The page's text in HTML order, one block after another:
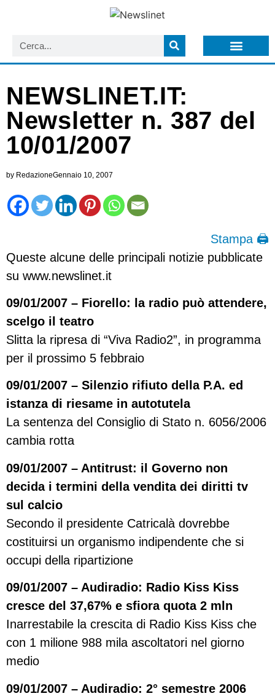
NEWSLINET.IT:
Newsletter n. 387 del
10/01/2007
by RedazioneGennaio 10, 2007
Stampa 🖨
Queste alcune delle principali notizie pubblicate
su www.newslinet.it
09/01/2007 – Fiorello: la radio può attendere,
scelgo il teatro
Slitta la ripresa di “Viva Radio2”, in programma
per il prossimo 5 febbraio
09/01/2007 – Silenzio rifiuto della P.A. ed
istanza di riesame in autotutela
La sentenza del Consiglio di Stato n. 6056/2006
cambia rotta
09/01/2007 – Antitrust: il Governo non
decida i termini della vendita dei diritti tv
sul calcio
Secondo il presidente Catricalà dovrebbe
costituirsi un organismo indipendente che si
occupi della ripartizione
09/01/2007 – Audiradio: Radio Kiss Kiss
cresce del 37,67% e sfiora quota 2 mln
Inarrestabile la crescita di Radio Kiss Kiss che
con 1 milione 988 mila ascoltatori nel giorno
medio
09/01/2007 – Audiradio: 2° semestre 2006